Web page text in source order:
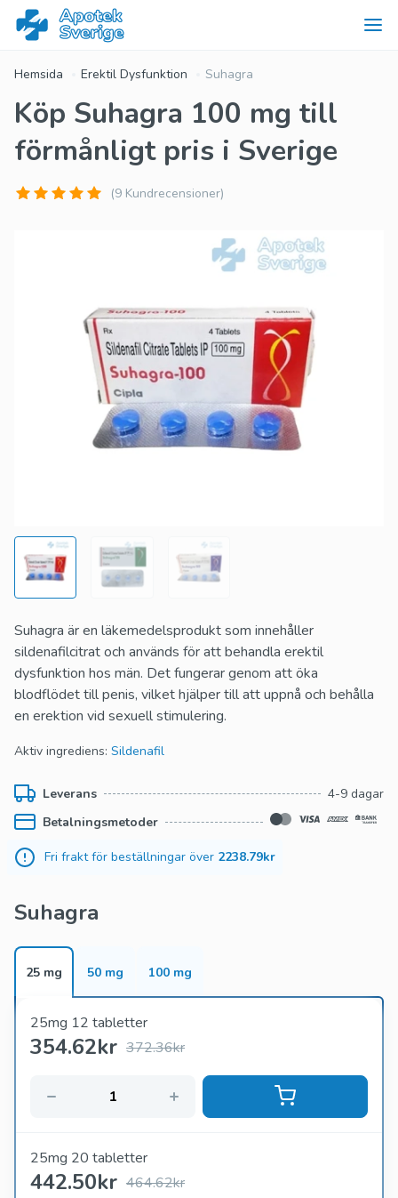
Hemsida Erektil Dysfunktion Suhagra
Köp Suhagra 100 mg till
förmånligt pris i Sverige
(9 Kundrecensioner)
Suhagra är en läkemedelsprodukt som innehåller
sildenafilcitrat och används för att behandla erektil
dysfunktion hos män. Det fungerar genom att öka
blodflödet till penis, vilket hjälper till att uppnå och behålla
en erektion vid sexuell stimulering.
Aktiv ingrediens: Sildenafil
Leverans
4-9 dagar
Betalningsmetoder
Fri frakt för beställningar över 2238.79kr
Suhagra
25 mg 50 mg 100 mg
25mg 12 tabletter
354.62kr 372.36kr
25mg 20 tabletter
442.50kr 464.62kr